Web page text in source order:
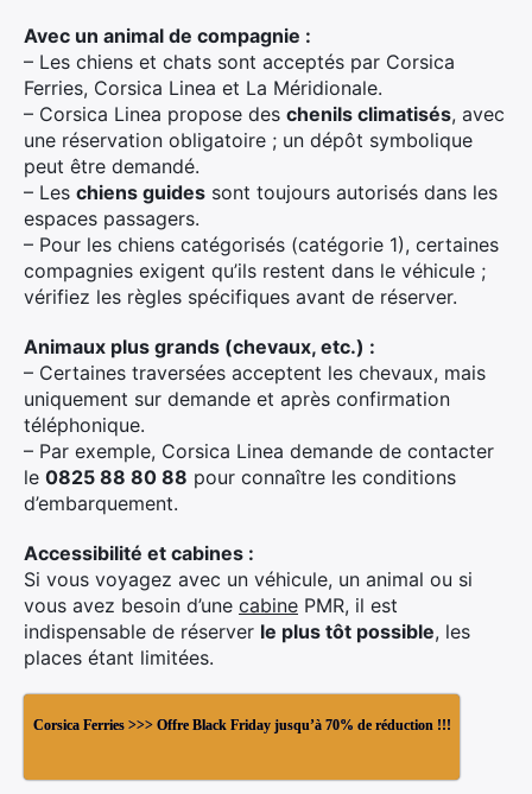
Avec un animal de compagnie :
– Les chiens et chats sont acceptés par Corsica
Ferries, Corsica Linea et La Méridionale.
– Corsica Linea propose des chenils climatisés, avec
une réservation obligatoire ; un dépôt symbolique
peut être demandé.
– Les chiens guides sont toujours autorisés dans les
espaces passagers.
– Pour les chiens catégorisés (catégorie 1), certaines
compagnies exigent qu’ils restent dans le véhicule ;
vérifiez les règles spécifiques avant de réserver.
Animaux plus grands (chevaux, etc.) :
– Certaines traversées acceptent les chevaux, mais
uniquement sur demande et après confirmation
téléphonique.
– Par exemple, Corsica Linea demande de contacter
le 0825 88 80 88 pour connaître les conditions
d’embarquement.
Accessibilité et cabines :
Si vous voyagez avec un véhicule, un animal ou si
vous avez besoin d’une cabine PMR, il est
indispensable de réserver le plus tôt possible, les
places étant limitées.
Corsica Ferries >>> Offre Black Friday jusqu’à 70% de réduction !!!